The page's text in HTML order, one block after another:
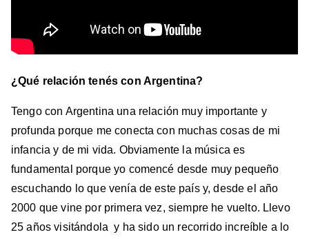
¿Qué relación tenés con Argentina?
Tengo con Argentina una relación muy importante y
profunda porque me conecta con muchas cosas de mi
infancia y de mi vida. Obviamente la música es
fundamental porque yo comencé desde muy pequeño
escuchando lo que venía de este país y, desde el año
2000 que vine por primera vez, siempre he vuelto. Llevo
25 años visitándola y ha sido un recorrido increíble a lo